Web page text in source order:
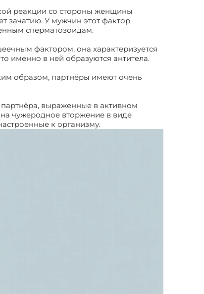
реакции со стороны женщины
зачатию. У мужчин этот фактор
сперматозоидам.
фактором, она характеризуется
именно в ней образуются антитела.
образом, партнёры имеют очень
выраженные в активном
чужеродное вторжение в виде
к организму.